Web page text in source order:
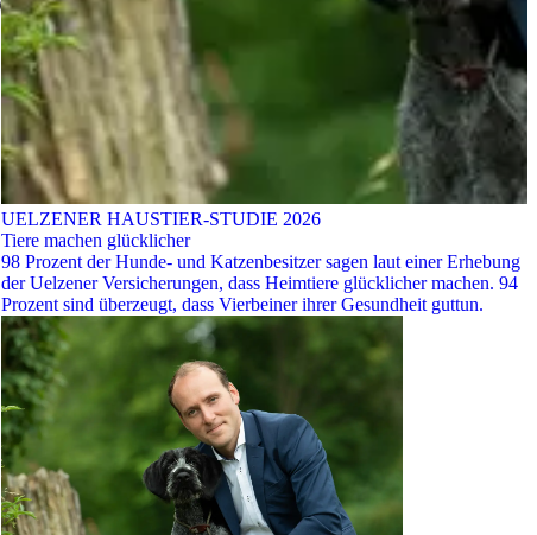
UELZENER HAUSTIER-STUDIE 2026
Tiere machen glücklicher
98 Prozent der Hunde- und Katzenbesitzer sagen laut einer Erhebung
der Uelzener Versicherungen, dass Heimtiere glücklicher machen. 94
Prozent sind überzeugt, dass Vierbeiner ihrer Gesundheit guttun.